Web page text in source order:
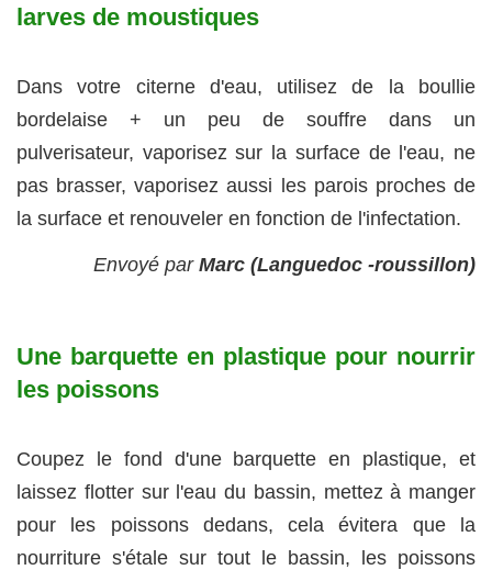
larves de moustiques
Dans votre citerne d'eau, utilisez de la boullie
bordelaise + un peu de souffre dans un
pulverisateur, vaporisez sur la surface de l'eau, ne
pas brasser, vaporisez aussi les parois proches de
la surface et renouveler en fonction de l'infectation.
Envoyé par Marc (Languedoc -roussillon)
Une barquette en plastique pour nourrir
les poissons
Coupez le fond d'une barquette en plastique, et
laissez flotter sur l'eau du bassin, mettez à manger
pour les poissons dedans, cela évitera que la
nourriture s'étale sur tout le bassin, les poissons